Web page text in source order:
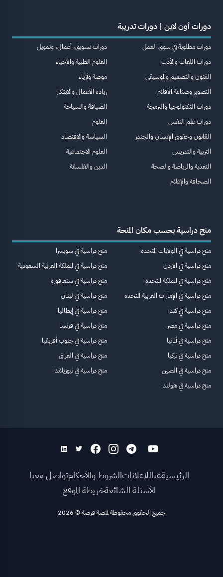
دورات أون لاين | دورات تدريبة
دورات مطلوبة في سوق العمل
دورات اللغات والأدب
الفنون والتصميم والموسيقى
التصوير وصناعة الأفلام
دورات التكنولوجيا والبرمجة
دورات علم النفس
القانون وحقوق الإنسان والجندر
التربية والتدريس
التغذية والرياضة والصحة
الصحافة والإعلام
دورات تسويق، أعمال، وتمويل
العلوم الطبية والأحياء
موضة وأزياء
ريادة الأعمال والابتكار
الضيافة والسياحة
العلوم
السياسة والاقتصاد
العلوم الاجتماعية
الدين والفلسفة
منح دراسية بحسب مكان المنحة
منح دراسية في الولايات المتحدة
منح دراسية في الأردن
منح دراسية في المملكة المتحدة
منح دراسية في الإمارات العربية المتحدة
منح دراسية في كندا
منح دراسية في مصر
منح دراسية في ألمانيا
منح دراسية في تركيا
منح دراسية في الصين
منح دراسية في هولندا
منح دراسية في سويسرا
منح دراسية في المملكة العربية السعودية
منح دراسية في سنغافورة
منح دراسية في لبنان
منح دراسية في إيطاليا
منح دراسية في فرنسا
منح دراسية في جنوب أفريقيا
منح دراسية في العراق
منح دراسية في نيوزيلاندا
الرئيسيةعناللاعلاناتالشروط والأحكامتواصل معنا
الأسئلة الشائعةخريطة الموقع
جميع الحقوق محفوظة لمنصة فرصة©
2026